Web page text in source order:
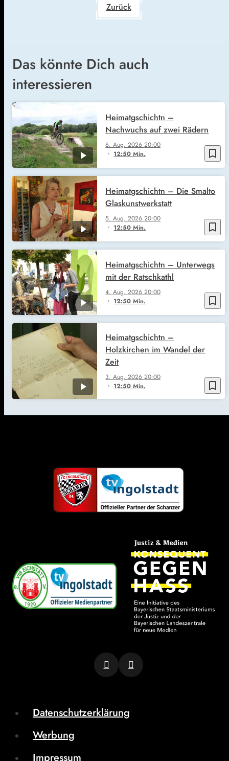
Zurück
Das könnte Dich auch
interessieren
bookmark_border
6. Aug. 202620:00
12:50 Min.
Heimatgschichtn –
Nachwuchs auf zwei Rädern
bookmark_border
5. Aug. 202620:00
12:50 Min.
Heimatgschichtn – Die Smalto
Glaskunstwerkstatt
bookmark_border
4. Aug. 202620:00
12:50 Min.
Heimatgschichtn – Unterwegs
mit der Ratschkathl
bookmark_border
3. Aug. 202620:00
12:50 Min.
Heimatgschichtn –
Holzkirchen im Wandel der
Zeit
Datenschutzerklärung
Werbung
Impressum